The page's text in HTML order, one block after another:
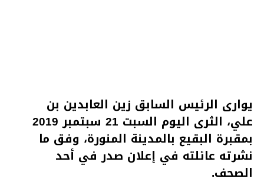
يوارى الرئيس السابق زين العابدين بن
علي، الثرى اليوم السبت 21 سبتمبر 2019
بمقبرة البقيع بالمدينة المنورة، وفق ما
نشرته عائلته في إعلان صدر في أحد
الصحف.